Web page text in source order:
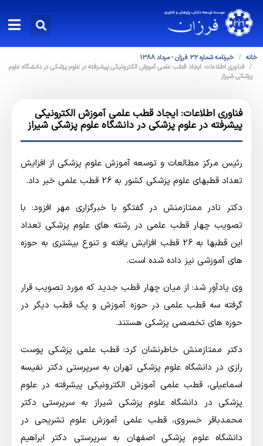
خانه
خبرنامه شماره 32 فرزان - مرداد 1388
فناوری اطلاعات: ایجاد قطب علمی آموزش الکترونیکی پیشرفته در علوم پزشکی در دانشگاه علوم
پزشکی شیراز
فناوری اطلاعات: ایجاد قطب علمی آموزش الکترونیکی
پیشرفته در علوم پزشکی در دانشگاه علوم پزشکی شیراز
رئیس مرکز مطالعات و توسعه آموزش علوم پزشکی از افزایش
تعداد قطبهای علوم پزشکی کشور به 26 قطب علمی خبر داد.
دکتر نادر ممتازمنش در گفتگو با خبرگزاری مهر افزود: با
تصویب چهار قطب علمی در رشته های علوم پزشکی تعداد
این قطبها به 26 قطب افزایش یافته و تنوع بیشتری به حوزه
های آموزشی نیز داده شده است.
وی یادآور شد: از میان چهار قطب جدید که مورد تصویب قرار
گرفته سه قطب علمی در حوزه آموزش و یک قطب دیگر در
حوزه های تخصصی پزشکی هستند.
دکتر ممتازمنش خاطرنشان کرد: قطب علمی پزشکی پوست
رازی در دانشگاه علوم پزشکی تهران به سرپرستی دکتر نفیسه
اسماعیلی، قطب علمی آموزش الکترونیکی پیشرفته در علوم
پزشکی در دانشگاه علوم پزشکی شیراز به سرپرستی دکتر
محمدباقر خسروی، قطب علمی آموزش علوم تشریحی در
دانشگاه علوم پزشکی اصفهان به سرپرستی دکتر ابراهیم